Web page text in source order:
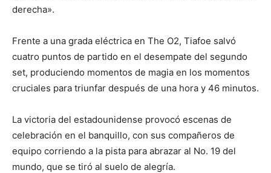
derecha».
Frente a una grada eléctrica en The O2, Tiafoe salvó
cuatro puntos de partido en el desempate del segundo
set, produciendo momentos de magia en los momentos
cruciales para triunfar después de una hora y 46 minutos.
La victoria del estadounidense provocó escenas de
celebración en el banquillo, con sus compañeros de
equipo corriendo a la pista para abrazar al No. 19 del
mundo, que se tiró al suelo de alegría.